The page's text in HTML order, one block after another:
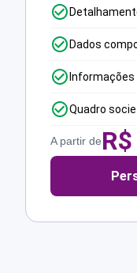
Dados
Informações
Quadro
A partir deR$